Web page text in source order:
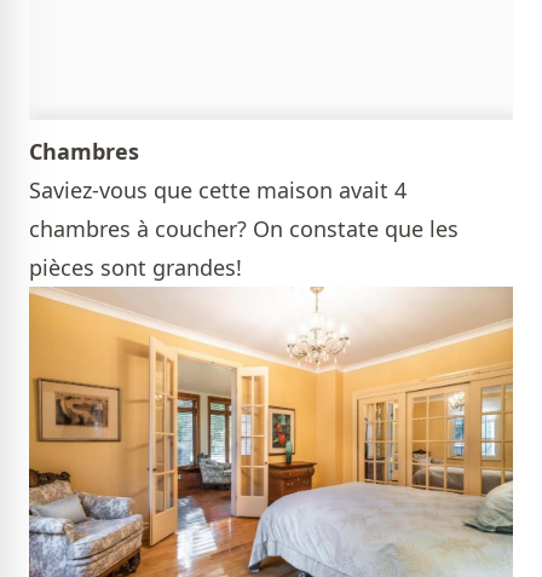
Chambres
Saviez-vous que cette maison avait 4
chambres à coucher? On constate que les
pièces sont grandes!